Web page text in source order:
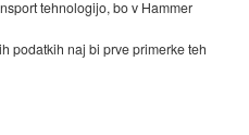
tehnologijo, bo v Hammer
podatkih naj bi prve primerke teh